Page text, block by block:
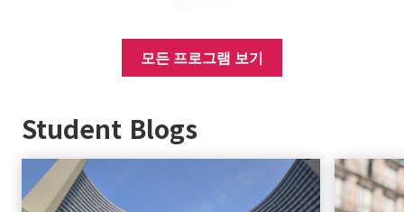
모든 프로그램 보기
Student Blogs